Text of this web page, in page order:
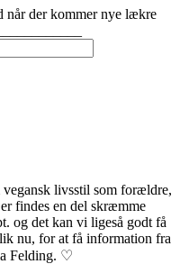
når der kommer nye lækre
livsstil som forældre,
findes en del skræmme
og det kan vi ligeså godt få
nu, for at få information fra
Felding. ♡